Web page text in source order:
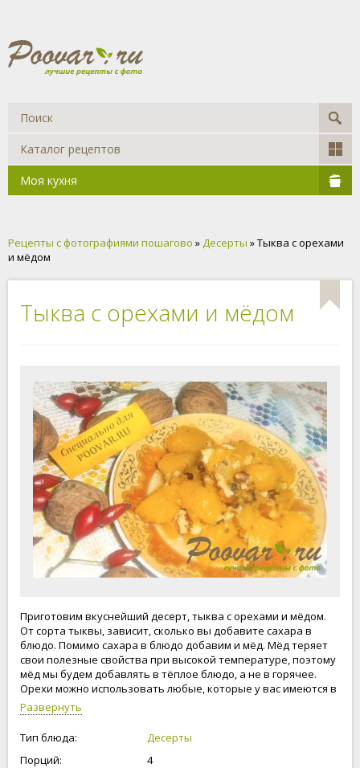
Каталог рецептов
Моя кухня
Рецепты с фотографиями пошагово »Десерты » Тыква с орехами
и мёдом
Тыква с орехами и мёдом
Приготовим вкуснейший десерт, тыква с орехами и мёдом.
От сорта тыквы, зависит, сколько вы добавите сахара в
блюдо. Помимо сахара в блюдо добавим и мёд. Мёд теряет
свои полезные свойства при высокой температуре, поэтому
мёд мы будем добавлять в тёплое блюдо, а не в горячее.
Орехи можно использовать любые, которые у вас имеются в
наличии. Приступим к приготовлению тыквы с орехами и
мёдом!
Развернуть
Тип блюда:
Десерты
Порций:
4